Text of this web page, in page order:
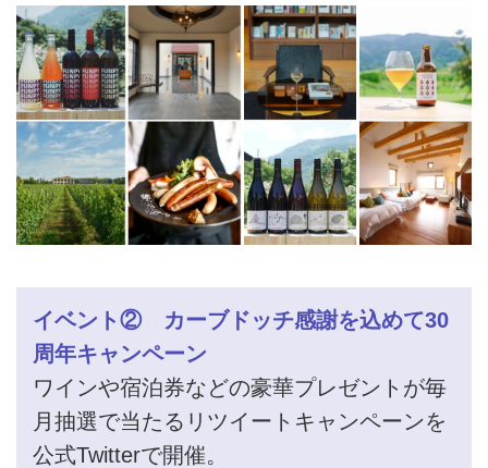
イベント② カーブドッチ感謝を込めて30
周年キャンペーン
ワインや宿泊券などの豪華プレゼントが毎
月抽選で当たるリツイートキャンペーンを
公式Twitterで開催。